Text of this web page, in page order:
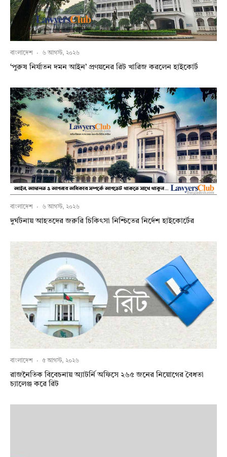
বাংলাদেশ · ৬ আগস্ট, ২০২৬
‘পুরুষ নির্যাতন দমন আইন’ প্রণয়নের রিট খারিজ করলেন হাইকোর্ট
বাংলাদেশ · ৬ আগস্ট, ২০২৬
দুর্ঘটনায় আহতদের জরুরি চিকিৎসা নিশ্চিতের নির্দেশ হাইকোর্টের
বাংলাদেশ · ৫ আগস্ট, ২০২৬
রাজনৈতিক বিবেচনায় অ‍্যাটর্নি অফিসে ২৬৫ জনের নিয়োগের বৈধতা
চ্যালেঞ্জ করে রিট